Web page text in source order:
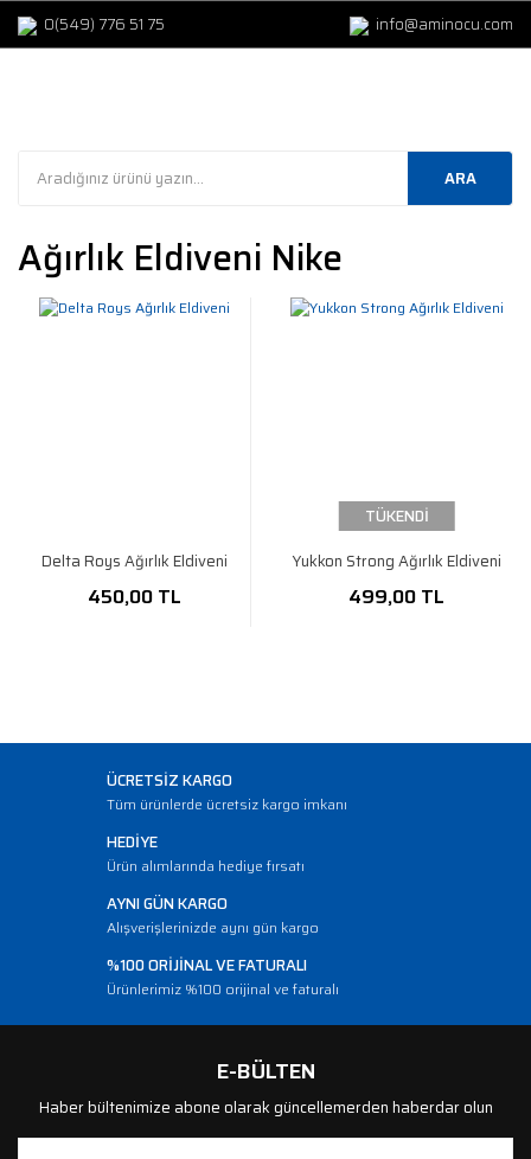
0(549) 776 51 75 info@aminocu.com
ARA
Ağırlık Eldiveni Nike
Delta Roys Ağırlık Eldiveni
450,00 TL
TÜKENDİ
Yukkon Strong Ağırlık Eldiveni
499,00 TL
ÜCRETSİZ KARGO
Tüm ürünlerde ücretsiz kargo imkanı
HEDİYE
Ürün alımlarında hediye fırsatı
AYNI GÜN KARGO
Alışverişlerinizde aynı gün kargo
%100 ORİJİNAL VE FATURALI
Ürünlerimiz %100 orijinal ve faturalı
E-BÜLTEN
Haber bültenimize abone olarak güncellemerden haberdar olun